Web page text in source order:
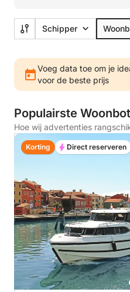
Schipper
Voeg data toe om je
voor de beste prijs
Populairste
Hoe wij advertenties
Korting Direct reserveren